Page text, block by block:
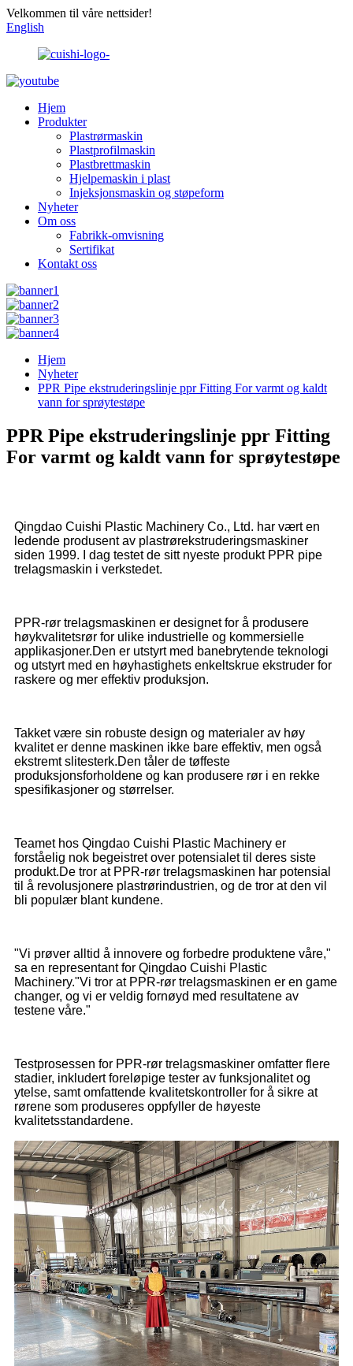
Velkommen til våre nettsider!
English
Hjem
Produkter
Plastrørmaskin
Plastprofilmaskin
Plastbrettmaskin
Hjelpemaskin i plast
Injeksjonsmaskin og støpeform
Nyheter
Om oss
Fabrikk-omvisning
Sertifikat
Kontakt oss
Hjem
Nyheter
PPR Pipe ekstruderingslinje ppr Fitting For varmt og kaldt
vann for sprøytestøpe
PPR Pipe ekstruderingslinje ppr Fitting
For varmt og kaldt vann for sprøytestøpe
Qingdao Cuishi Plastic Machinery Co., Ltd. har vært en
ledende produsent av plastrørekstruderingsmaskiner
siden 1999. I dag testet de sitt nyeste produkt PPR pipe
trelagsmaskin i verkstedet.
PPR-rør trelagsmaskinen er designet for å produsere
høykvalitetsrør for ulike industrielle og kommersielle
applikasjoner.Den er utstyrt med banebrytende teknologi
og utstyrt med en høyhastighets enkeltskrue ekstruder for
raskere og mer effektiv produksjon.
Takket være sin robuste design og materialer av høy
kvalitet er denne maskinen ikke bare effektiv, men også
ekstremt slitesterk.Den tåler de tøffeste
produksjonsforholdene og kan produsere rør i en rekke
spesifikasjoner og størrelser.
Teamet hos Qingdao Cuishi Plastic Machinery er
forståelig nok begeistret over potensialet til deres siste
produkt.De tror at PPR-rør trelagsmaskinen har potensial
til å revolusjonere plastrørindustrien, og de tror at den vil
bli populær blant kundene.
"Vi prøver alltid å innovere og forbedre produktene våre,"
sa en representant for Qingdao Cuishi Plastic
Machinery."Vi tror at PPR-rør trelagsmaskinen er en game
changer, og vi er veldig fornøyd med resultatene av
testene våre."
Testprosessen for PPR-rør trelagsmaskiner omfatter flere
stadier, inkludert foreløpige tester av funksjonalitet og
ytelse, samt omfattende kvalitetskontroller for å sikre at
rørene som produseres oppfyller de høyeste
kvalitetsstandardene.